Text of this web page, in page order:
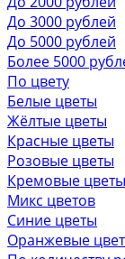
До 3000 рублей
До 5000 рублей
Более 5000
По цвету
Белые цветы
Жёлтые цветы
Красные цветы
Розовые цветы
Кремовые цветы
Микс цветов
Синие цветы
Оранжевые